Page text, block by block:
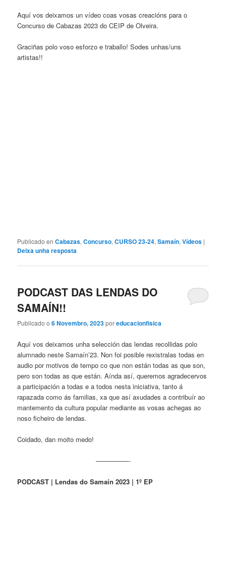
Aquí vos deixamos un vídeo coas vosas creacións para o
Concurso de Cabazas 2023 do CEIP de Olveira.
Graciñas polo voso esforzo e traballo! Sodes unhas/uns
artistas!!
Publicado en Cabazas,Concurso,CURSO 23-24,Samaín,Vídeos |
Deixa unha resposta
PODCAST DAS LENDAS DO
SAMAÍN!!
Publicado o6 Novembro, 2023poreducacionfisica
Aquí vos deixamos unha selección das lendas recollidas polo
alumnado neste Samaín’23. Non foi posible rexistralas todas en
audio por motivos de tempo co que non están todas as que son,
pero son todas as que están. Aínda así, queremos agradecervos
a participación a todas e a todos nesta iniciativa, tanto á
rapazada como ás familias, xa que así axudades a contribuír ao
mantemento da cultura popular mediante as vosas achegas ao
noso ficheiro de lendas.
Coidado, dan moito medo!
—————-
PODCAST | Lendas do Samaín 2023 | 1º EP